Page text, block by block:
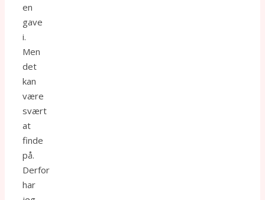
en
gave
i.
Men
det
kan
være
svært
at
finde
på.
Derfor
har